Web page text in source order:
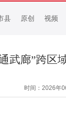
县 原创 视频
武廊”跨区
时间：2026年